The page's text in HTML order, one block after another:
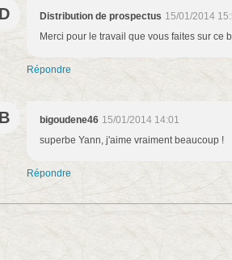
D Distribution de prospectus 15/01/2014
Merci pour le travail que vous faites sur ce
Répondre
B bigoudene46 15/01/2014 14:01
superbe Yann, j'aime vraiment beaucoup !
Répondre